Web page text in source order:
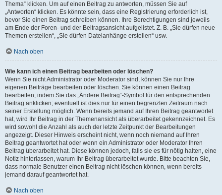
Thema“ klicken. Um auf einen Beitrag zu antworten, müssen Sie auf
„Antworten“ klicken. Es könnte sein, dass eine Registrierung erforderlich ist,
bevor Sie einen Beitrag schreiben können. Ihre Berechtigungen sind jeweils
am Ende der Foren- und der Beitragsansicht aufgelistet. Z. B. „Sie dürfen neue
Themen erstellen“, „Sie dürfen Dateianhänge erstellen“ usw.
Nach oben
Wie kann ich einen Beitrag bearbeiten oder löschen?
Wenn Sie nicht Administrator oder Moderator sind, können Sie nur Ihre
eigenen Beiträge bearbeiten oder löschen. Sie können einen Beitrag
bearbeiten, indem Sie das „Ändere Beitrag“-Symbol für den entsprechenden
Beitrag anklicken; eventuell ist dies nur für einen begrenzten Zeitraum nach
seiner Erstellung möglich. Wenn bereits jemand auf Ihren Beitrag geantwortet
hat, wird Ihr Beitrag in der Themenansicht als überarbeitet gekennzeichnet. Es
wird sowohl die Anzahl als auch der letzte Zeitpunkt der Bearbeitungen
angezeigt. Dieser Hinweis erscheint nicht, wenn noch niemand auf Ihren
Beitrag geantwortet hat oder wenn ein Administrator oder Moderator Ihren
Beitrag überarbeitet hat. Diese können jedoch, falls sie es für nötig halten, eine
Notiz hinterlassen, warum Ihr Beitrag überarbeitet wurde. Bitte beachten Sie,
dass normale Benutzer einen Beitrag nicht löschen können, wenn bereits
jemand darauf geantwortet hat.
Nach oben